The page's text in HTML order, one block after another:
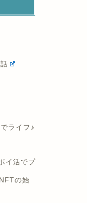
ライフ♪
イ活でプ
の始